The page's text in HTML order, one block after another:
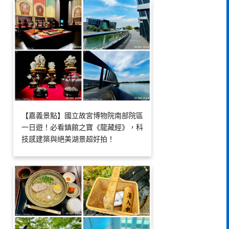
【嘉義景點】國立故宮博物院南部院區
一日遊！必看鎮館之寶《龍藏經》，科
技感建築與絕美湖景超好拍！